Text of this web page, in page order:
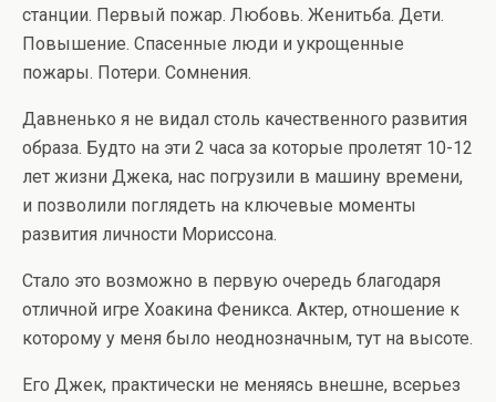
станции. Первый пожар. Любовь. Женитьба. Дети.
Повышение. Спасенные люди и укрощенные
пожары. Потери. Сомнения.
Давненько я не видал столь качественного развития
образа. Будто на эти 2 часа за которые пролетят 10-12
лет жизни Джека, нас погрузили в машину времени,
и позволили поглядеть на ключевые моменты
развития личности Мориссона.
Стало это возможно в первую очередь благодаря
отличной игре Хоакина Феникса. Актер, отношение к
которому у меня было неоднозначным, тут на высоте.
Его Джек, практически не меняясь внешне, всерьез